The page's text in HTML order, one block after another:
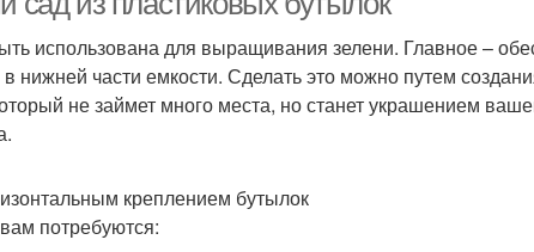
использована для выращивания зелени. Главное –
нижней части емкости. Сделать это можно путем
не займет много места, но станет украшением
креплением бутылок
потребуются: